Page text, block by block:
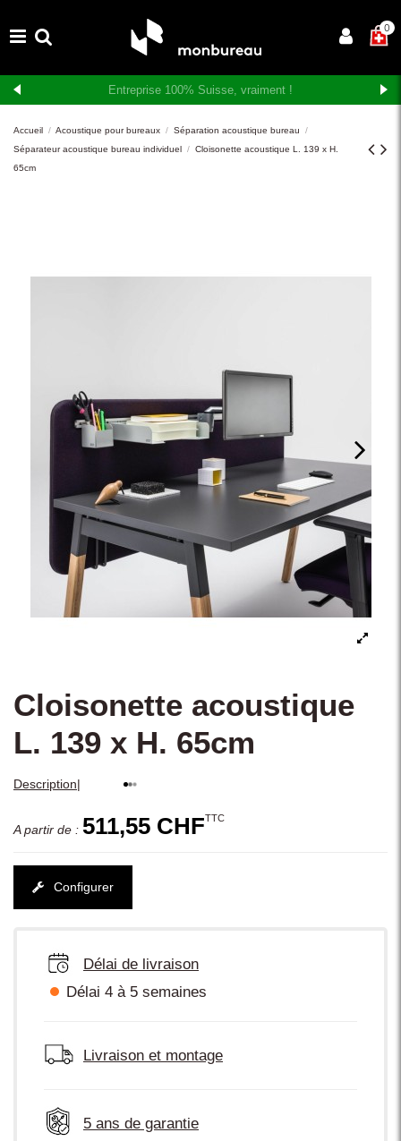
×0
Livraison et montage gratuits en Suisse romande
Accueil Acoustique pour bureaux
Séparation acoustique bureau
Séparateur acoustique bureau individuel
Cloisonette acoustique L. 139 x H.
65cm
Cloisonette acoustique
L. 139 x H. 65cm
Description|
A partir de : 511,55 CHFTTC
Configurer
Délai de livraison
Délai 4 à 5 semaines
Livraison et montage
5 ans de garantie